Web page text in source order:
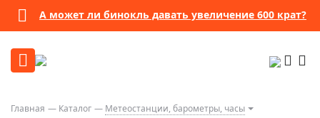
А может ли бинокль давать увеличение 600 крат?
Главная Каталог Метеостанции, барометры, часы